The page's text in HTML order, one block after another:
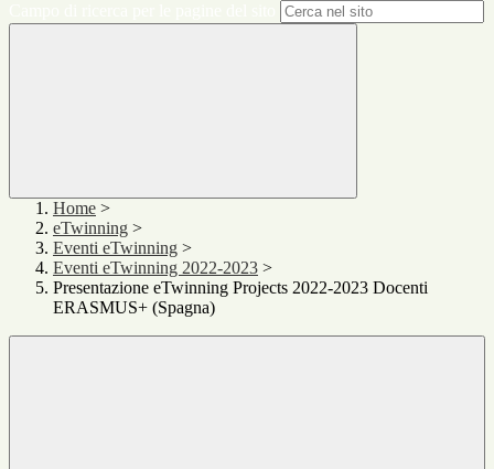
Home >
eTwinning >
Eventi eTwinning >
Eventi eTwinning 2022-2023 >
Presentazione eTwinning Projects 2022-2023 Docenti
ERASMUS+ (Spagna)